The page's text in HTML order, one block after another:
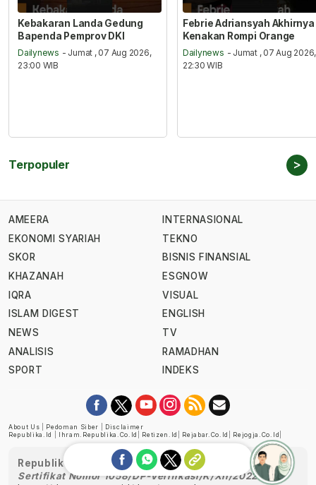
Kebakaran Landa Gedung
Bapenda Pemprov DKI
Dailynews - Jumat , 07 Aug 2026,
23:00 WIB
Febrie Adriansyah Akhirnya
Kenakan Rompi Orange
Dailynews - Jumat , 07 Aug 2026,
22:30 WIB
Terpopuler >
AMEERA
EKONOMI SYARIAH
SKOR
KHAZANAH
IQRA
ISLAM DIGEST
NEWS
ANALISIS
SPORT
INTERNASIONAL
TEKNO
BISNIS FINANSIAL
ESGNOW
VISUAL
ENGLISH
TV
RAMADHAN
INDEKS
About Us Pedoman Siber
Disclaimer
Republika.id
Ihram.republika.co.id Retizen.id Rejabar.co.id Rejogja.co.id
Republika telah diverifikasi oleh Dewan Pers
Sertifikat Nomor 1058/DP-Verifikasi/K/XII/2022